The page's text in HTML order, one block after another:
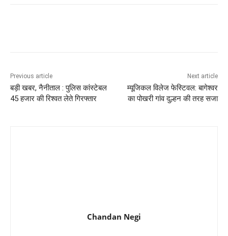
Previous article
बड़ी खबर, नैनीताल : पुलिस कांस्टेबल
45 हजार की रिश्वत लेते गिरफ्तार
Next article
म्यूजिकल विलेज फेस्टिवल: बागेश्वर
का पोखरी गांव दुल्हन की तरह सजा
Chandan Negi